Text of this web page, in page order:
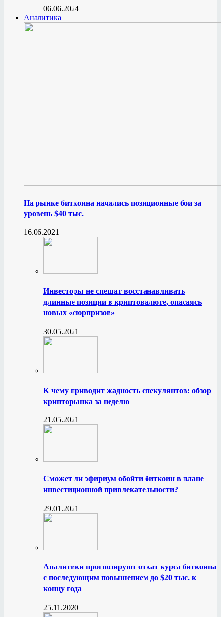
06.06.2024
Аналитика
На рынке биткоина начались позиционные бои за
уровень $40 тыс.
16.06.2021
Инвесторы не спешат восстанавливать
длинные позиции в криптовалюте, опасаясь
новых «сюрпризов»
30.05.2021
К чему приводит жадность спекулянтов: обзор
крипторынка за неделю
21.05.2021
Сможет ли эфириум обойти биткоин в плане
инвестиционной привлекательности?
29.01.2021
Аналитики прогнозируют откат курса биткоина
с последующим повышением до $20 тыс. к
концу года
25.11.2020